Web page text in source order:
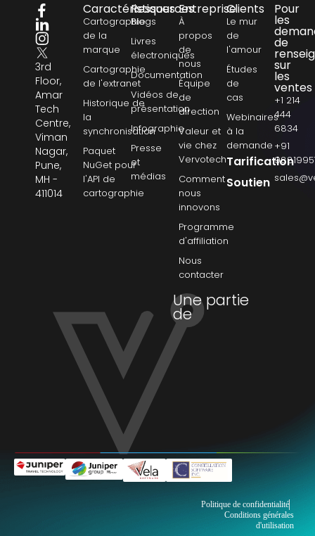
3rd
Floor,
Amar
Tech
Centre,
Viman
Nagar,
Pune,
MH -
411014
Caractéristiques
Cartographie
de la
marque
Cartographie
de l'extranet
Historique de
la
synchronisation
Paquet
NuGet pour
l'API de
cartographie
Ressources
Blogs
Livres
électroniques
Documentation
Vidéos de
présentation
Infographie
Presse
et
médias
Entreprise
À
propos
de
nous
Équipe
de
direction
Valeur et
vie chez
Vervotech
Comment
nous
innovons
Programme
d'affiliation
Nous
contacter
Clients
Le mur
de
l'amour
Études
de
cas
Webinaires
à la
demande
Tarification
Soutien
Pour
les
de
sur
les
ventes
+1 214
444
6834
+91
Une partie
de
Politique de confidentialité
Conditions générales
d'utilisation